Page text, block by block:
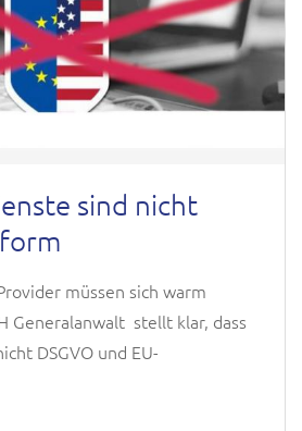
sind nicht
müssen sich warm
Generalanwalt stellt klar, dass
DSGVO und EU-